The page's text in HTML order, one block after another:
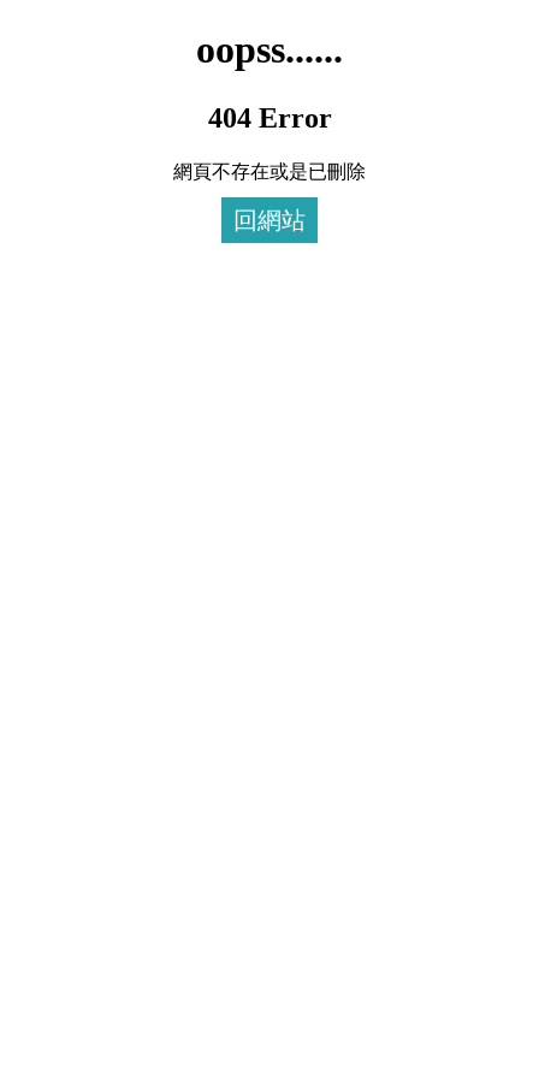
oopss......
404 Error
網頁不存在或是已刪除
回網站